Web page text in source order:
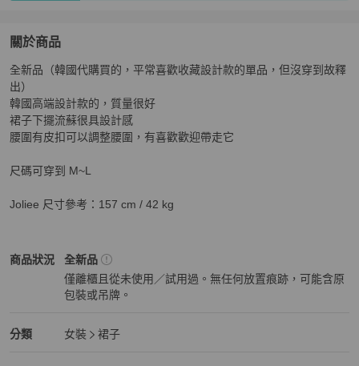
關於商品
關於＃復古風韓國設計款酒紅格子撞色流蘇長裙 商品詳情與購
全新品（韓國代購買的，平常喜歡收藏設計款的單品，但沒穿到故釋
出）
韓國高端設計款的，質量很好
裙子下擺流蘇很具設計感
腰圍有皮扣可以調整腰圍，有喜歡歡迎帶走它
尺碼可穿到 M~L
Joliee 尺寸參考：157 cm / 42 kg
商品狀況
女裝商品狀態與細節
全新品
僅離櫃且從未使用／試用過。無任何放置痕跡，可能含原
包裝或吊牌。
分類
女裝分類資訊女裝
裙子